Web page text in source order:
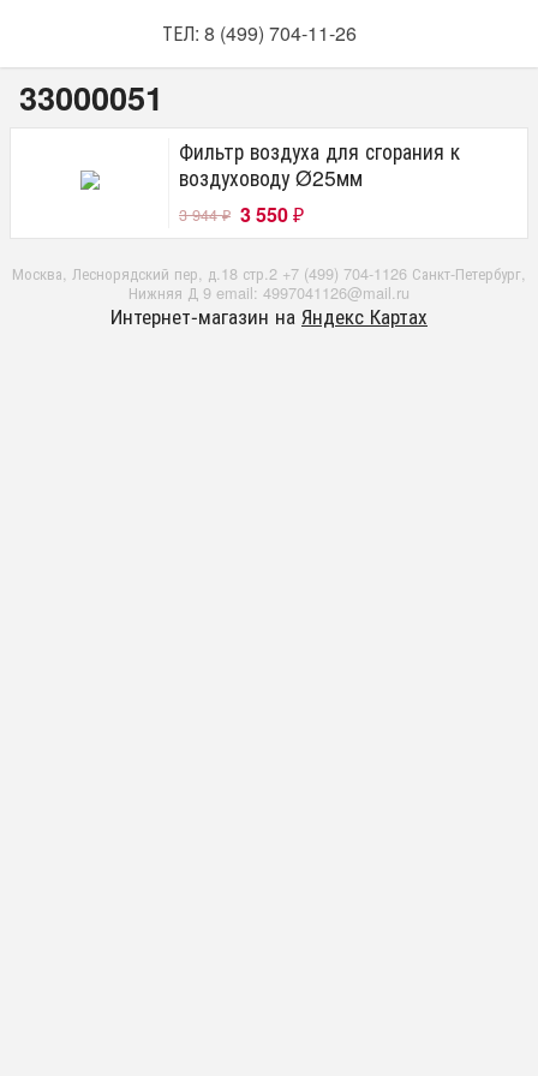
ТЕЛ: 8 (499) 704-11-26
33000051
Фильтр воздуха для сгорания к
воздуховоду Ø25мм
3 944₽ 3 550 ₽
Москва, Леснорядский пер, д.18 стр.2 +7 (499) 704-1126 Санкт-Петербург,
Нижняя Д 9 email: 4997041126@mail.ru
Интернет-магазин на Яндекс Картах